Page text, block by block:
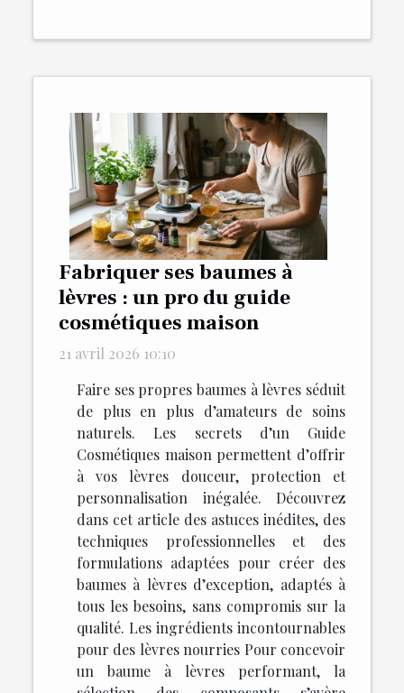
Fabriquer ses baumes à
lèvres : un pro du guide
cosmétiques maison
21 avril 2026 10:10
Faire ses propres baumes à lèvres séduit
de plus en plus d’amateurs de soins
naturels. Les secrets d’un Guide
Cosmétiques maison permettent d’offrir
à vos lèvres douceur, protection et
personnalisation inégalée. Découvrez
dans cet article des astuces inédites, des
techniques professionnelles et des
formulations adaptées pour créer des
baumes à lèvres d’exception, adaptés à
tous les besoins, sans compromis sur la
qualité. Les ingrédients incontournables
pour des lèvres nourries Pour concevoir
un baume à lèvres performant, la